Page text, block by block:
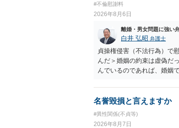
#不倫慰謝料
2026年8月6日
離婚・男女問題に強い
白井 弘昭 弁護士
貞操権侵害（不法行為）で
んだ＞婚姻の約束は虚偽だ
んでいるのであれば、婚姻
名誉毀損と言えますか
#異性関係(不貞等)
2026年8月7日